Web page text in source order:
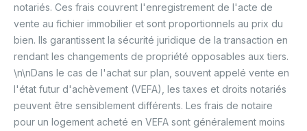
notariés. Ces frais couvrent l'enregistrement de l'acte de
vente au fichier immobilier et sont proportionnels au prix du
bien. Ils garantissent la sécurité juridique de la transaction en
rendant les changements de propriété opposables aux tiers.
\n\nDans le cas de l'achat sur plan, souvent appelé vente en
l'état futur d'achèvement (VEFA), les taxes et droits notariés
peuvent être sensiblement différents. Les frais de notaire
pour un logement acheté en VEFA sont généralement moins